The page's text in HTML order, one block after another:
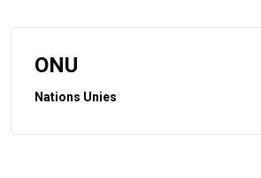
ONU
Nations Unies